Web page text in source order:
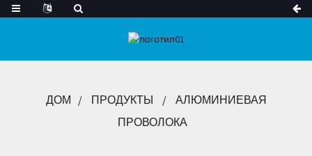
ДОМ ПРОДУКТЫ
АЛЮМИНИЕВАЯ
ПРОВОЛОКА